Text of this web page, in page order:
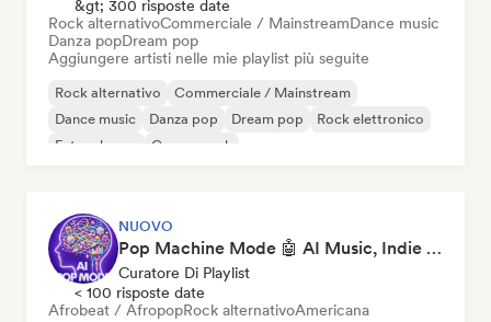
&gt; 300 risposte date
Rock alternativoCommerciale / MainstreamDance music
Danza popDream pop
Aggiungere artisti nelle mie playlist più seguite
Rock alternativo
Commerciale / Mainstream
Dance music
Danza pop Dream pop
Rock elettronico
Future house
Garage rock
NUOVO
Pop Machine Mode 🤖 AI Music, Indie Pop & Dream Pop
Curatore Di Playlist
< 100 risposte date
Afrobeat / AfropopRock alternativoAmericana